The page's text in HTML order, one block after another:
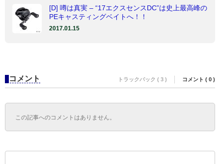
[D] 噂は真実 – “17エクスセンスDC”は史上最高峰の
PEキャスティングベイトへ！！
2017.01.15
コメント トラックバック ( 3 ) コメント ( 0 )
この記事へのコメントはありません。